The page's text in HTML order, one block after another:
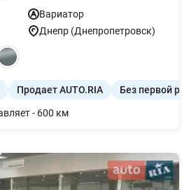
Вариатор
Днепр (Днепропетровск)
Продает AUTO.RIA Без первой
- 600 км